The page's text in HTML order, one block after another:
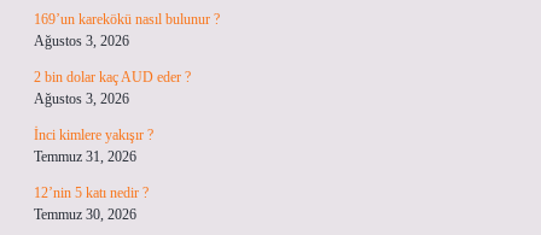
169’un karekökü nasıl bulunur ?
Ağustos 3, 2026
2 bin dolar kaç AUD eder ?
Ağustos 3, 2026
İnci kimlere yakışır ?
Temmuz 31, 2026
12’nin 5 katı nedir ?
Temmuz 30, 2026